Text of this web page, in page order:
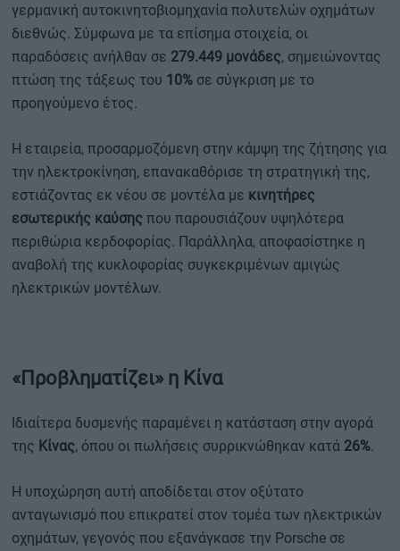
γερμανική αυτοκινητοβιομηχανία πολυτελών οχημάτων
διεθνώς. Σύμφωνα με τα επίσημα στοιχεία, οι
παραδόσεις ανήλθαν σε 279.449 μονάδες, σημειώνοντας
πτώση της τάξεως του 10% σε σύγκριση με το
προηγούμενο έτος.
Η εταιρεία, προσαρμοζόμενη στην κάμψη της ζήτησης για
την ηλεκτροκίνηση, επανακαθόρισε τη στρατηγική της,
εστιάζοντας εκ νέου σε μοντέλα με κινητήρες
εσωτερικής καύσης που παρουσιάζουν υψηλότερα
περιθώρια κερδοφορίας. Παράλληλα, αποφασίστηκε η
αναβολή της κυκλοφορίας συγκεκριμένων αμιγώς
ηλεκτρικών μοντέλων.
«Προβληματίζει» η Κίνα
Ιδιαίτερα δυσμενής παραμένει η κατάσταση στην αγορά
της Κίνας, όπου οι πωλήσεις συρρικνώθηκαν κατά 26%.
Η υποχώρηση αυτή αποδίδεται στον οξύτατο
ανταγωνισμό που επικρατεί στον τομέα των ηλεκτρικών
οχημάτων, γεγονός που εξανάγκασε την Porsche σε